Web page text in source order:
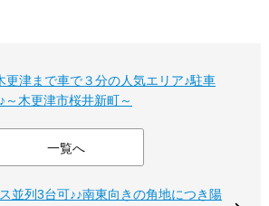
更津まで車で３分の人気エリア♪駐車
～木更津市桜井新町～
一覧へ
並列3台可♪♪南東向きの角地につき陽